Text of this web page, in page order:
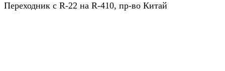
Переходник с R-22 на R-410, пр-во Китай